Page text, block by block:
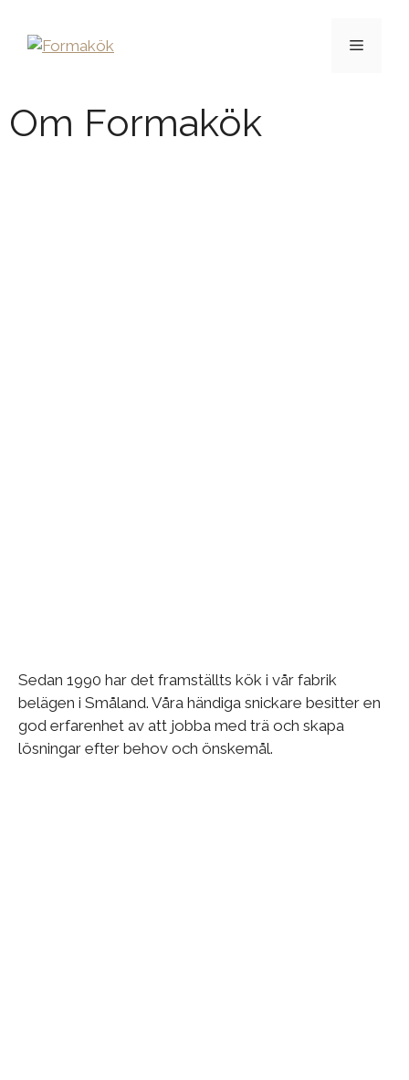
Om Formakök
Sedan 1990 har det framställts kök i vår fabrik
belägen i Småland. Våra händiga snickare besitter en
god erfarenhet av att jobba med trä och skapa
lösningar efter behov och önskemål.